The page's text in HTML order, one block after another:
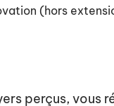
(hors
perçus, vous